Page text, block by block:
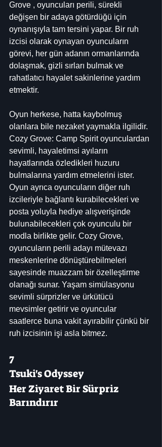
Grove , oyuncuları perili, sürekli
değişen bir adaya götürdüğü için
oynanışıyla tam tersini yapar. Bir ruh
izcisi olarak oynayan oyuncuların
görevi, her gün adanın ormanlarında
dolaşmak, gizli sırları bulmak ve
rahatlatıcı hayalet sakinlerine yardım
etmektir.
Oyun herkese, hatta kaybolmuş
olanlara bile nezaket yaymakla ilgilidir.
Cozy Grove: Camp Spirit oyunculardan
sevimli, hayaletimsi ayıların
hayatlarında özledikleri huzuru
bulmalarına yardım etmelerini ister.
Oyun ayrıca oyuncuların diğer ruh
izcileriyle bağlantı kurabilecekleri ve
posta yoluyla hediye alışverişinde
bulunabilecekleri çok oyunculu bir
modla birlikte gelir. Cozy Grove,
oyuncuların perili adayı mütevazı
meskenlerine dönüştürebilmeleri
sayesinde muazzam bir özelleştirme
olanağı sunar. Yaşam simülasyonu
sevimli sürprizler ve ürkütücü
mevsimler getirir ve oyuncular
saatlerce buna vakit ayırabilir çünkü bir
ruh izcisinin işi asla bitmez.
7
Tsuki's Odyssey
Her Ziyaret Bir Sürpriz
Barındırır